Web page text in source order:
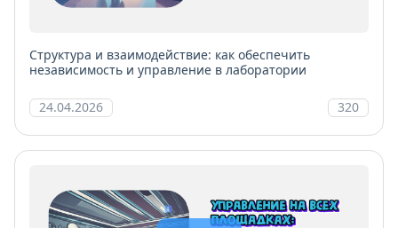
Структура и взаимодействие: как обеспечить
независимость и управление в лаборатории
24.04.2026 320